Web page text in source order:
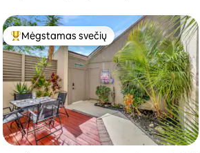
Svečių mėgstamiausias
Mėgstamas svečių